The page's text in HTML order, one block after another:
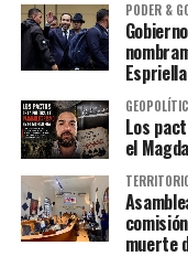
PODER &
Espriella
Los
el
muerte